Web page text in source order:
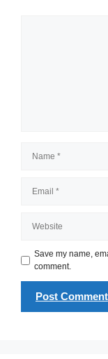
Save my name,
comment.